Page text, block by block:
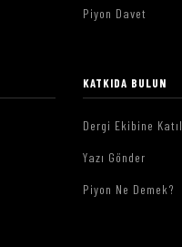
Piyon Davet
KATKIDA BULUN
Dergi Ekibine Katıl
Yazı Gönder
Piyon Ne Demek?